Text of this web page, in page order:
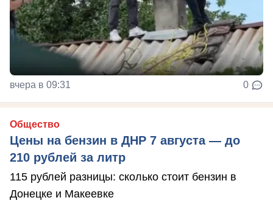
вчера в 09:31 0
Общество
Цены на бензин в ДНР 7 августа — до
210 рублей за литр
115 рублей разницы: сколько стоит бензин в
Донецке и Макеевке